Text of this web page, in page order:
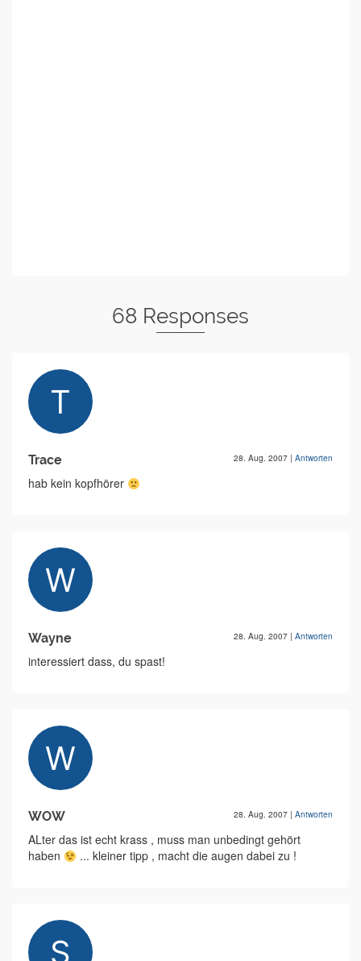
68 Responses
Trace 28. Aug. 2007 | Antworten
hab kein kopfhörer
Wayne 28. Aug. 2007 | Antworten
interessiert dass, du spast!
WOW 28. Aug. 2007 | Antworten
ALter das ist echt krass , muss man unbedingt gehört
haben
... kleiner tipp , macht die augen dabei zu !